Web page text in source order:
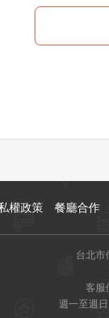
權政策 餐廳合作
台北市
客服
週一至週